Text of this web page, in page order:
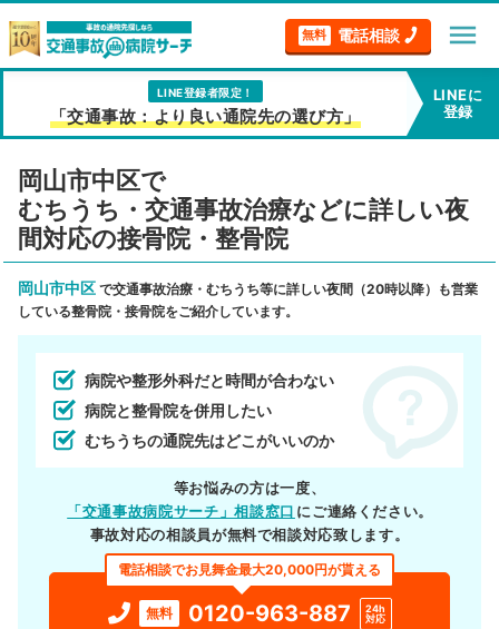
無料 電話相談 menu
LINE登録者限定！
「交通事故：より良い通院先の選び方」
LINEに
登録
岡山市中区で
むちうち・交通事故治療などに詳しい夜
間対応の接骨院・整骨院
岡山市中区 で交通事故治療・むちうち等に詳しい夜間（20時以降）も営業
している整骨院・接骨院をご紹介しています。
病院や整形外科だと時間が合わない
病院と整骨院を併用したい
むちうちの通院先はどこがいいのか
等お悩みの方は一度、
「交通事故病院サーチ」相談窓口 にご連絡ください。
事故対応の相談員が無料で相談対応致します。
電話相談でお見舞金最大20,000円が貰える
無料 0120-963-887
24h
対応